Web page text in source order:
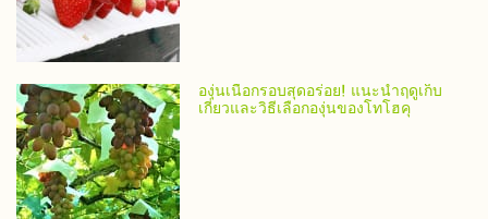
องุ่นเนื้อกรอบสุดอร่อย! แนะนำฤดูเก็บ
เกี่ยวและวิธีเลือกองุ่นของโทโฮคุ